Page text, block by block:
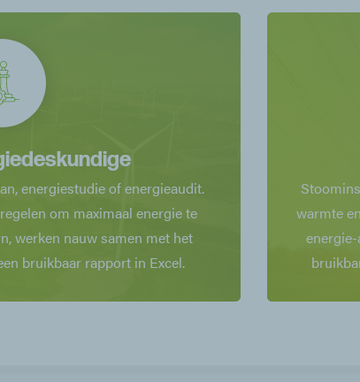
energiestudie of energieaudit.
om maximaal energie te
werken nauw samen met het
bruikbaar rapport in Excel.
warmte